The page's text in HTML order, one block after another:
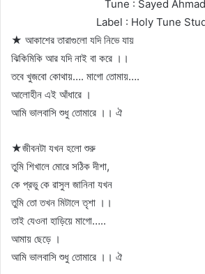
Tune : Sayed Ahmad
Label : Holy Tune
★ আকাশের তারাগুলো যদি নিভে যায়
ঝিকিমিকি আর যদি নাই বা করে ।।
তবে খুজবো কোথায়…. মাগো তোমায়….
আলোহীন এই আঁধারে ।
আমি ভালবাসি শুধু তোমারে ।। ঐ
★জীবনটা যখন হলো শুরু
তুমি শিখালে মোরে সঠিক দীশা,
কে প্রভু কে রাসুল জানিনা যখন
তুমি তো তখন মিটালে তৃশা ।।
তাই যেওনা হাড়িয়ে মাগো…..
আমায় ছেড়ে ।
আমি ভালবাসি শুধু তোমারে ।। ঐ